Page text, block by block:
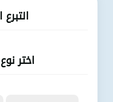
اختر